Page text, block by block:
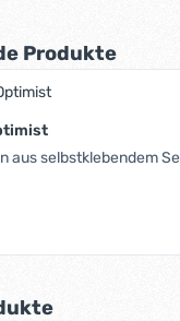
Produkte
aus selbstklebendem